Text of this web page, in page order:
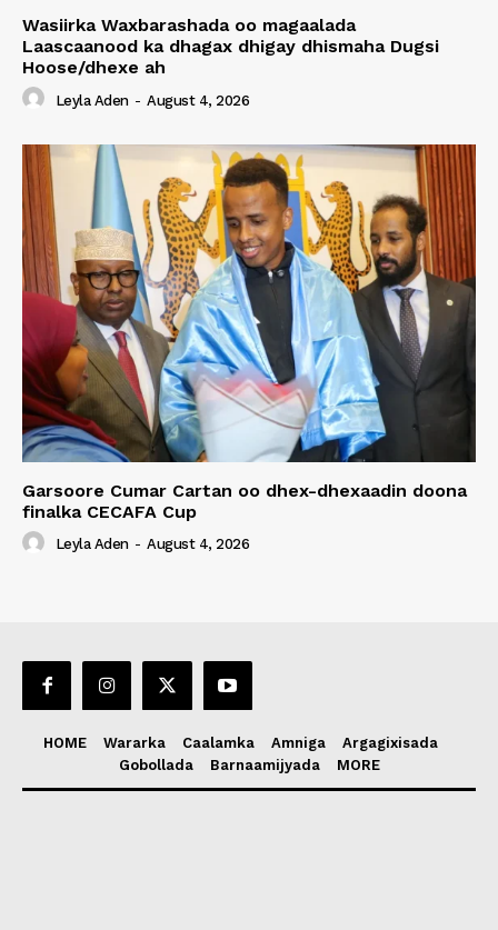
Wasiirka Waxbarashada oo magaalada
Laascaanood ka dhagax dhigay dhismaha Dugsi
Hoose/dhexe ah
Leyla Aden - August 4, 2026
Garsoore Cumar Cartan oo dhex-dhexaadin doona
finalka CECAFA Cup
Leyla Aden - August 4, 2026
HOME Wararka Caalamka Amniga
Argagixisada
Gobollada
Barnaamijyada MORE